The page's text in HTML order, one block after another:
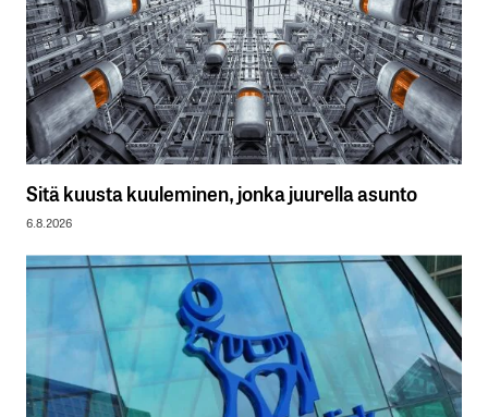
Sitä kuusta kuuleminen, jonka juurella asunto
6.8.2026